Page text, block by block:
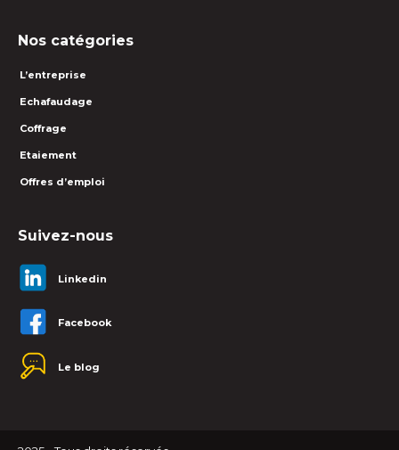
Nos catégories
L’entreprise
Echafaudage
Coffrage
Etaiement
Offres d’emploi
Suivez-nous
Linkedin
Facebook
Le blog